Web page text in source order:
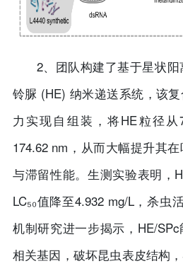
2、团队构建了基于星状
铃脲 (HE) 纳米递送系统，该
力实现自组装，将HE粒径从
174.62 nm，从而大幅提升其
与滞留性能。生测实验表明，
LC₅₀值降至4.932 mg/L，杀虫
机制研究进一步揭示，HE/
相关基因，破坏昆虫表皮结构